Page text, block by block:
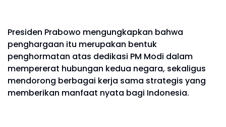
Presiden Prabowo mengungkapkan bahwa
penghargaan itu merupakan bentuk
penghormatan atas dedikasi PM Modi dalam
mempererat hubungan kedua negara, sekaligus
mendorong berbagai kerja sama strategis yang
memberikan manfaat nyata bagi Indonesia.